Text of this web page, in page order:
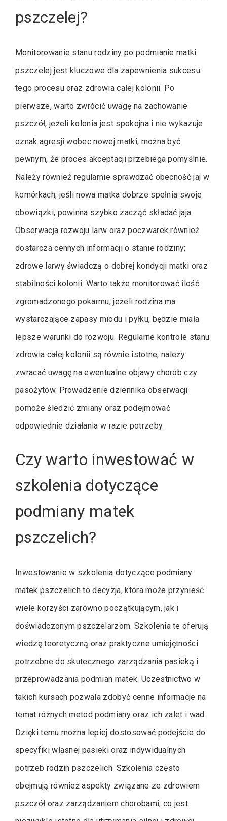
pszczelej?
Monitorowanie stanu rodziny po podmianie matki
pszczelej jest kluczowe dla zapewnienia sukcesu
tego procesu oraz zdrowia całej kolonii. Po
pierwsze, warto zwrócić uwagę na zachowanie
pszczół; jeżeli kolonia jest spokojna i nie wykazuje
oznak agresji wobec nowej matki, można być
pewnym, że proces akceptacji przebiega pomyślnie.
Należy również regularnie sprawdzać obecność jaj w
komórkach; jeśli nowa matka dobrze spełnia swoje
obowiązki, powinna szybko zacząć składać jaja.
Obserwacja rozwoju larw oraz poczwarek również
dostarcza cennych informacji o stanie rodziny;
zdrowe larwy świadczą o dobrej kondycji matki oraz
stabilności kolonii. Warto także monitorować ilość
zgromadzonego pokarmu; jeżeli rodzina ma
wystarczające zapasy miodu i pyłku, będzie miała
lepsze warunki do rozwoju. Regularne kontrole stanu
zdrowia całej kolonii są równie istotne; należy
zwracać uwagę na ewentualne objawy chorób czy
pasożytów. Prowadzenie dziennika obserwacji
pomoże śledzić zmiany oraz podejmować
odpowiednie działania w razie potrzeby.
Czy warto inwestować w
szkolenia dotyczące
podmiany matek
pszczelich?
Inwestowanie w szkolenia dotyczące podmiany
matek pszczelich to decyzja, która może przynieść
wiele korzyści zarówno początkującym, jak i
doświadczonym pszczelarzom. Szkolenia te oferują
wiedzę teoretyczną oraz praktyczne umiejętności
potrzebne do skutecznego zarządzania pasieką i
przeprowadzania podmian matek. Uczestnictwo w
takich kursach pozwala zdobyć cenne informacje na
temat różnych metod podmiany oraz ich zalet i wad.
Dzięki temu można lepiej dostosować podejście do
specyfiki własnej pasieki oraz indywidualnych
potrzeb rodzin pszczelich. Szkolenia często
obejmują również aspekty związane ze zdrowiem
pszczół oraz zarządzaniem chorobami, co jest